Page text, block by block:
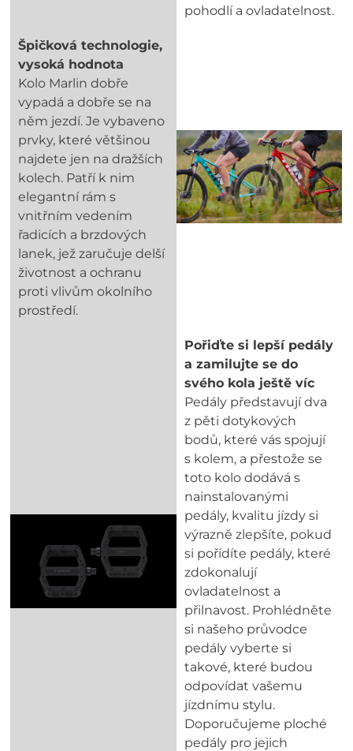
pohodlí a ovladatelnost.
Špičková technologie,
vysoká hodnota
Kolo Marlin dobře
vypadá a dobře se na
něm jezdí. Je vybaveno
prvky, které většinou
najdete jen na dražších
kolech. Patří k nim
elegantní rám s
vnitřním vedením
řadicích a brzdových
lanek, jež zaručuje delší
životnost a ochranu
proti vlivům okolního
prostředí.
Pořiďte si lepší pedály
a zamilujte se do
svého kola ještě víc
Pedály představují dva
z pěti dotykových
bodů, které vás spojují
s kolem, a přestože se
toto kolo dodává s
nainstalovanými
pedály, kvalitu jízdy si
výrazně zlepšíte, pokud
si pořídíte pedály, které
zdokonalují
ovladatelnost a
přilnavost. Prohlédněte
si našeho průvodce
pedály vyberte si
takové, které budou
odpovídat vašemu
jízdnímu stylu.
Doporučujeme ploché
pedály pro jejich